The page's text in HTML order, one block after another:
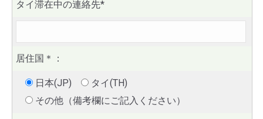
タイ滞在中の連絡先*
居住国 ＊ ：
日本(JP)
タイ(TH)
その他（備考欄にご記入ください）